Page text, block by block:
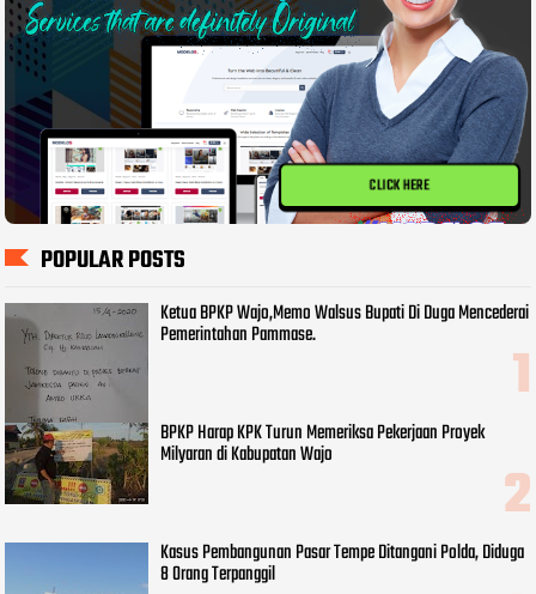
CLICK HERE
POPULAR POSTS
Ketua BPKP Wajo,Memo Walsus Bupati Di Duga Mencederai
Pemerintahan Pammase.
BPKP Harap KPK Turun Memeriksa Pekerjaan Proyek
Milyaran di Kabupatan Wajo
Kasus Pembangunan Pasar Tempe Ditangani Polda, Diduga
8 Orang Terpanggil